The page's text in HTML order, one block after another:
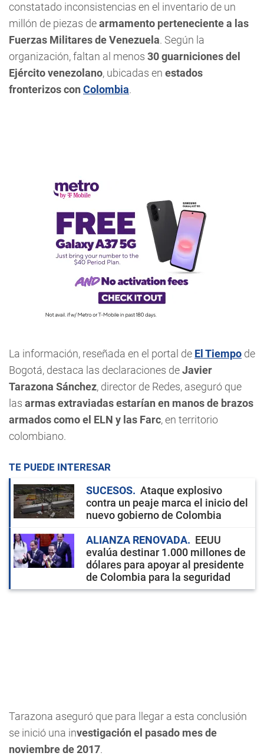
constatado inconsistencias en el inventario de un
millón de piezas dearmamento perteneciente a las
Fuerzas Militares de Venezuela. Según la
organización, faltan al menos 30 guarniciones del
Ejército venezolano, ubicadas en estados
fronterizos con Colombia.
La información, reseñada en el portal de El Tiempo de
Bogotá, destaca las declaraciones deJavier
Tarazona Sánchez, director de Redes, aseguró que
las armas extraviadas estarían en manos de brazos
armados como el ELN y las Farc, en territorio
colombiano.
TE PUEDE INTERESAR
SUCESOS
Ataque explosivo
contra un peaje marca el inicio del
nuevo gobierno de Colombia
ALIANZA RENOVADA
EEUU
evalúa destinar 1.000 millones de
dólares para apoyar al presidente
de Colombia para la seguridad
Tarazona aseguró que para llegar a esta conclusión
se inició una investigación el pasado mes de
noviembre de 2017.